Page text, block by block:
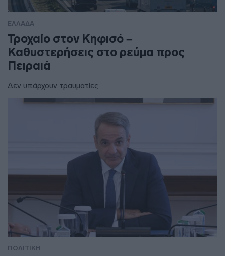
ΕΛΛΑΔΑ
Τροχαίο στον Κηφισό –
Καθυστερήσεις στο ρεύμα προς
Πειραιά
Δεν υπάρχουν τραυματίες
ΠΟΛΙΤΙΚΗ